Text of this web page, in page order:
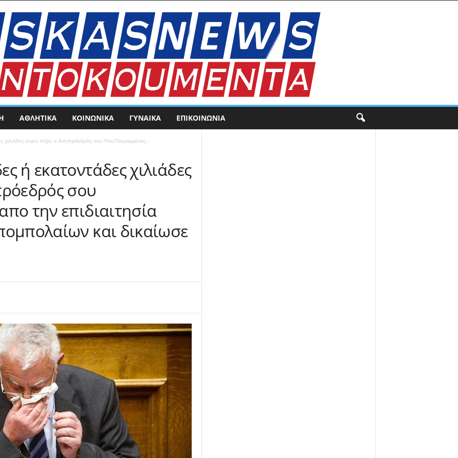
ΑΘΛΗΤΙΚΑ ΚΟΙΝΩΝΙΚΑ ΓΥΝΑΙΚΑ ΕΠΙΚΟΙΝΩΝΊΑ
χιλιάδες ευρώ πήρε ο Αντιπρόεδρός σου Παν.Πικραμμένος...
ή εκατοντάδες χιλιάδες
σου
την επιδιαιτησία
και δικαίωσε